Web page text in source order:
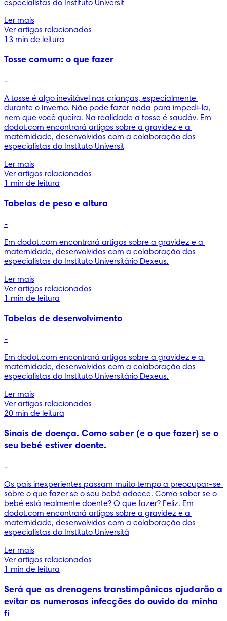
especialistas do Instituto Universit
Ler mais
Ver artigos relacionados
13 min de leitura
Tosse comum: o que fazer
-
A tosse é algo inevitável nas crianças, especialmente
durante o Inverno. Não pode fazer nada para impedi-la,
nem que você queira. Na realidade a tosse é saudáv. Em
dodot.com encontrará artigos sobre a gravidez e a
maternidade, desenvolvidos com a colaboração dos
especialistas do Instituto Universit
Ler mais
Ver artigos relacionados
1 min de leitura
Tabelas de peso e altura
-
Em dodot.com encontrará artigos sobre a gravidez e a
maternidade, desenvolvidos com a colaboração dos
especialistas do Instituto Universitário Dexeus.
Ler mais
Ver artigos relacionados
1 min de leitura
Tabelas de desenvolvimento
-
Em dodot.com encontrará artigos sobre a gravidez e a
maternidade, desenvolvidos com a colaboração dos
especialistas do Instituto Universitário Dexeus.
Ler mais
Ver artigos relacionados
20 min de leitura
Sinais de doença. Como saber (e o que fazer) se o
seu bebé estiver doente.
-
Os pais inexperientes passam muito tempo a preocupar-se
sobre o que fazer se o seu bebé adoece. Como saber se o
bebé está realmente doente? O que fazer? Feliz. Em
dodot.com encontrará artigos sobre a gravidez e a
maternidade, desenvolvidos com a colaboração dos
especialistas do Instituto Universitá
Ler mais
Ver artigos relacionados
1 min de leitura
Será que as drenagens transtimpânicas ajudarão a
evitar as numerosas infecções do ouvido da minha
fi